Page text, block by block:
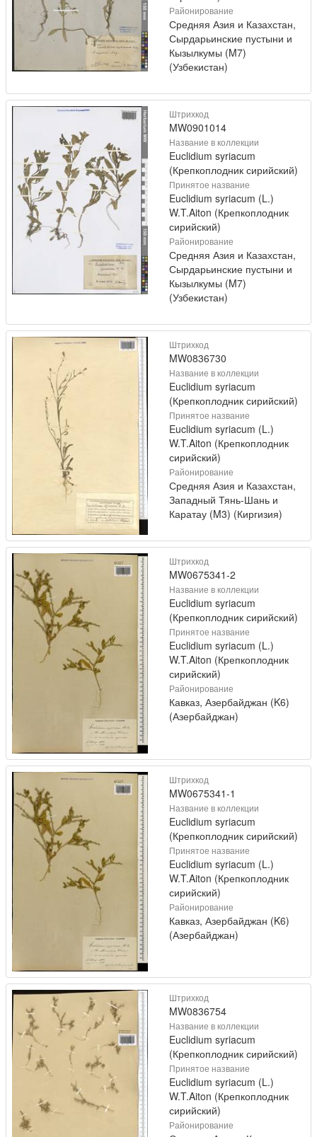
Районирование
Средняя Азия и Казахстан,
Сырдарьинские пустыни и
Кызылкумы (M7)
(Узбекистан)
Штрихкод
MW0901014
Название в коллекции
Euclidium syriacum
(Крепкоплодник сирийский)
Принятое название
Euclidium syriacum (L.)
W.T.Aiton (Крепкоплодник
сирийский)
Районирование
Средняя Азия и Казахстан,
Сырдарьинские пустыни и
Кызылкумы (M7)
(Узбекистан)
Штрихкод
MW0836730
Название в коллекции
Euclidium syriacum
(Крепкоплодник сирийский)
Принятое название
Euclidium syriacum (L.)
W.T.Aiton (Крепкоплодник
сирийский)
Районирование
Средняя Азия и Казахстан,
Западный Тянь-Шань и
Каратау (M3) (Киргизия)
Штрихкод
MW0675341-2
Название в коллекции
Euclidium syriacum
(Крепкоплодник сирийский)
Принятое название
Euclidium syriacum (L.)
W.T.Aiton (Крепкоплодник
сирийский)
Районирование
Кавказ, Азербайджан (K6)
(Азербайджан)
Штрихкод
MW0675341-1
Название в коллекции
Euclidium syriacum
(Крепкоплодник сирийский)
Принятое название
Euclidium syriacum (L.)
W.T.Aiton (Крепкоплодник
сирийский)
Районирование
Кавказ, Азербайджан (K6)
(Азербайджан)
Штрихкод
MW0836754
Название в коллекции
Euclidium syriacum
(Крепкоплодник сирийский)
Принятое название
Euclidium syriacum (L.)
W.T.Aiton (Крепкоплодник
сирийский)
Районирование